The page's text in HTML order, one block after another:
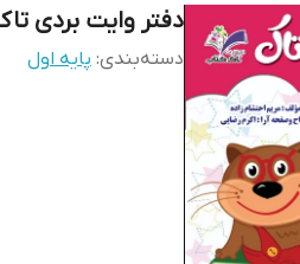
دفتر وایت بردی
دسته‌بندی: پایه اول